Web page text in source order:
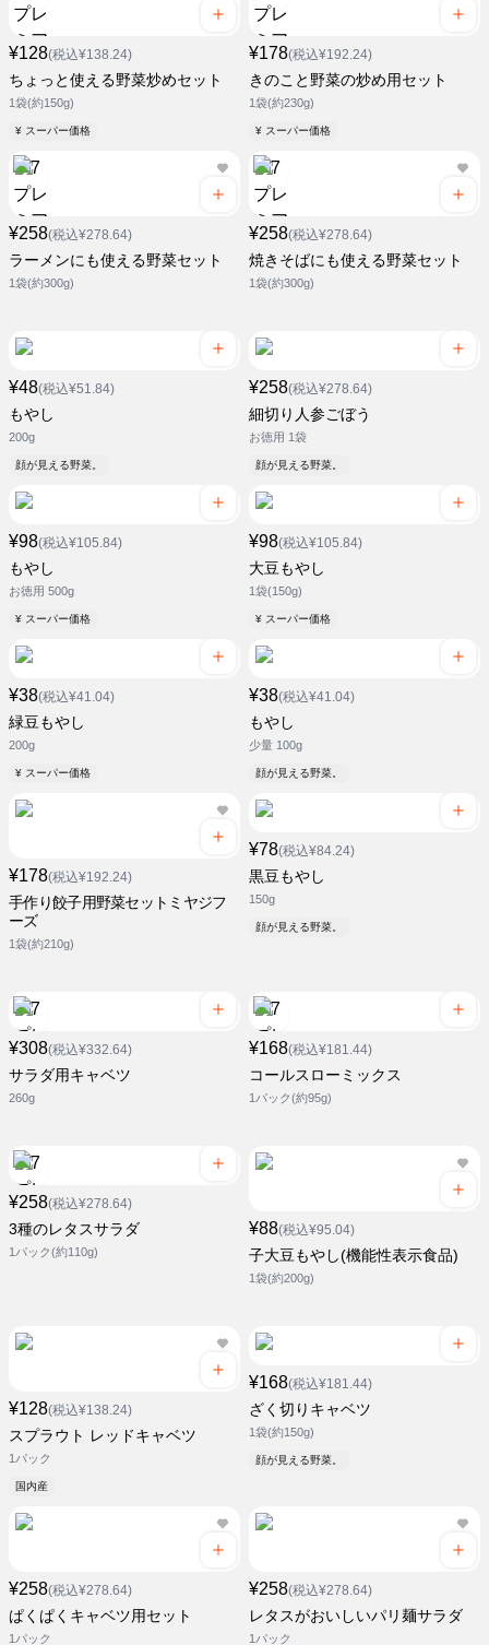
¥128(税込¥138.24)
ちょっと使える野菜炒めセット
1袋(約150g)
¥ スーパー価格
¥178(税込¥192.24)
きのこと野菜の炒め用セット
1袋(約230g)
¥ スーパー価格
¥258(税込¥278.64)
ラーメンにも使える野菜セット
1袋(約300g)
¥258(税込¥278.64)
焼きそばにも使える野菜セット
1袋(約300g)
¥48(税込¥51.84)
もやし
200g
顔が見える野菜。
¥258(税込¥278.64)
細切り人参ごぼう
お徳用 1袋
顔が見える野菜。
¥98(税込¥105.84)
もやし
お徳用 500g
¥ スーパー価格
¥98(税込¥105.84)
大豆もやし
1袋(150g)
¥ スーパー価格
¥38(税込¥41.04)
緑豆もやし
200g
¥ スーパー価格
¥38(税込¥41.04)
もやし
少量 100g
顔が見える野菜。
¥178(税込¥192.24)
手作り餃子用野菜セットミヤジフ
ーズ
1袋(約210g)
¥78(税込¥84.24)
黒豆もやし
150g
顔が見える野菜。
¥308(税込¥332.64)
サラダ用キャベツ
260g
¥168(税込¥181.44)
コールスローミックス
1パック(約95g)
¥258(税込¥278.64)
3種のレタスサラダ
1パック(約110g)
¥88(税込¥95.04)
子大豆もやし(機能性表示食品)
1袋(約200g)
¥128(税込¥138.24)
スプラウト レッドキャベツ
1パック
国内産
¥168(税込¥181.44)
ざく切りキャベツ
1袋(約150g)
顔が見える野菜。
¥258(税込¥278.64)
ぱくぱくキャベツ用セット
1パック
¥258(税込¥278.64)
レタスがおいしいパリ麺サラダ
1パック